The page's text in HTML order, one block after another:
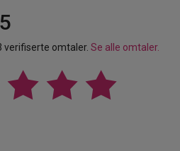
verifiserte omtaler. Se alle omtaler.